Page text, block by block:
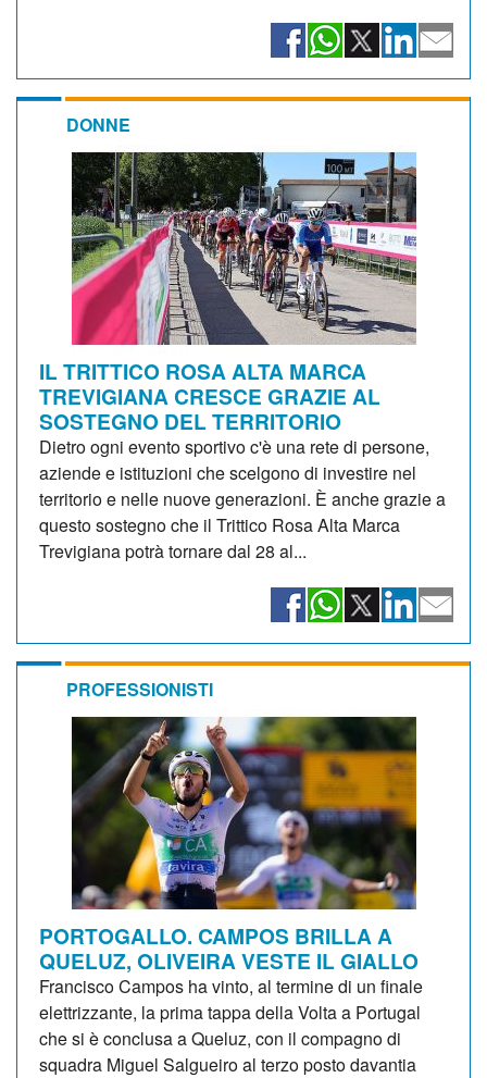
DONNE
IL TRITTICO ROSA ALTA MARCA
TREVIGIANA CRESCE GRAZIE AL
SOSTEGNO DEL TERRITORIO
Dietro ogni evento sportivo c'è una rete di persone,
aziende e istituzioni che scelgono di investire nel
territorio e nelle nuove generazioni. È anche grazie a
questo sostegno che il Trittico Rosa Alta Marca
Trevigiana potrà tornare dal 28 al...
PROFESSIONISTI
PORTOGALLO. CAMPOS BRILLA A
QUELUZ, OLIVEIRA VESTE IL GIALLO
Francisco Campos ha vinto, al termine di un finale
elettrizzante, la prima tappa della Volta a Portugal
che si è conclusa a Queluz, con il compagno di
squadra Miguel Salgueiro al terzo posto davantia